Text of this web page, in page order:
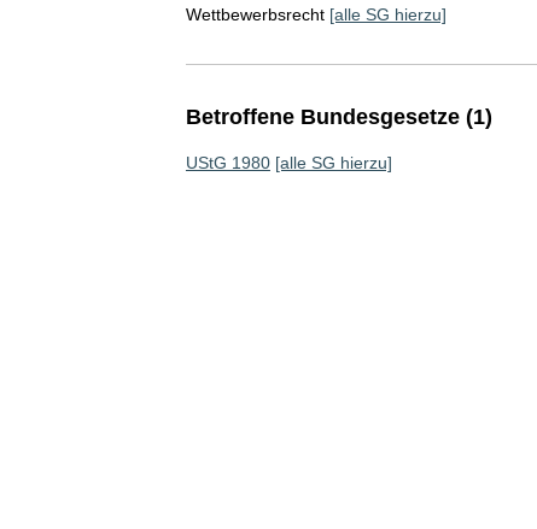
Wettbewerbsrecht [alle SG hierzu]
Betroffene Bundesgesetze (1)
UStG 1980 [alle SG hierzu]